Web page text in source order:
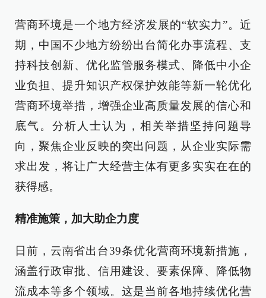
营商环境是一个地方经济发展的“软实力”。近
期，中国不少地方纷纷出台简化办事流程、支
持科技创新、优化监管服务模式、降低中小企
业负担、提升知识产权保护效能等新一轮优化
营商环境举措，增强企业高质量发展的信心和
底气。分析人士认为，相关举措坚持问题导
向，聚焦企业反映的突出问题，从企业实际需
求出发，将让广大经营主体有更多实实在在的
获得感。
精准施策，加大助企力度
日前，云南省出台39条优化营商环境新措施，
涵盖行政审批、信用建设、要素保障、降低物
流成本等多个领域。这是当前各地持续优化营